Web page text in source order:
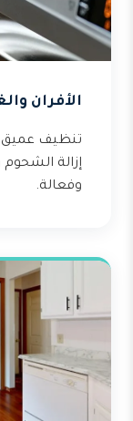
الأفران
تنظيف عميق
إزالة
وفعالة.